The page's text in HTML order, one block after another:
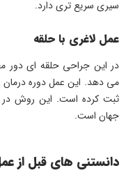
سیری سریع تری دارد.
عمل لاغری با حلقه
در این جراحی حلقه ای دور
می دهد. این عمل دوره درمان
ثبت کرده است. این روش در
جهان است.
دانستنی های قبل از